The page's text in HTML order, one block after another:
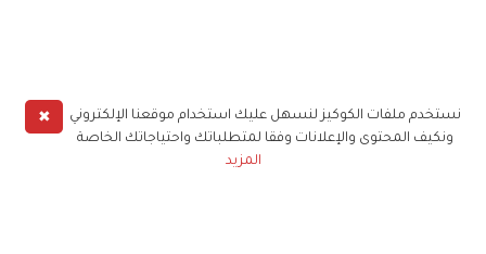
✖
نستخدم ملفات الكوكيز لنسهل عليك استخدام موقعنا الإلكتروني
ونكيف المحتوى والإعلانات وفقا لمتطلباتك واحتياجاتك الخاصة
المزيد